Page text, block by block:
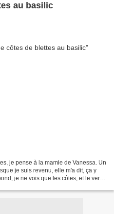
au basilic
je pense à la mamie de Vanessa. Un
je suis revenu, elle m'a dit, ça y
je ne vois que les côtes, et le vert,